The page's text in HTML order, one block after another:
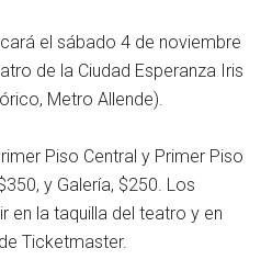
el sábado 4 de noviembre
de la Ciudad Esperanza Iris
Metro Allende).
Piso Central y Primer Piso
y Galería, $250. Los
en la taquilla del teatro y en
Ticketmaster.